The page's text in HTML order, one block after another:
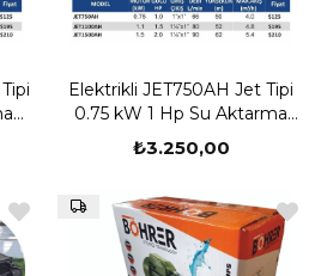
Elektrikli JET750AH Jet Tipi
0.75 kW 1 Hp Su Aktarma
Basınç , Bahçe Sulama Kuyu
Çekme Pompası
₺3.250,00